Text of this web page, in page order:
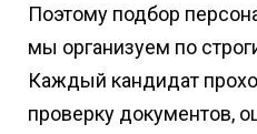
Поэтому подбор
мы организуем по
Каждый кандидат
проверку документов,